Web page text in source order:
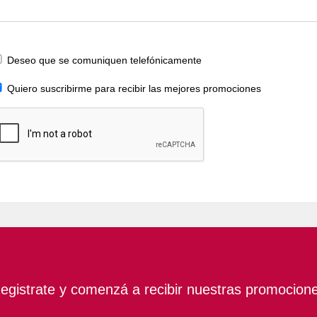
Deseo que se comuniquen telefónicamente
Quiero suscribirme para recibir las mejores promociones
y comenzá a recibir nuestras